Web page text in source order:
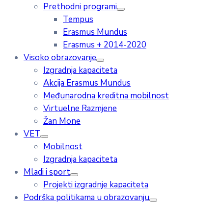
Prethodni programi
Tempus
Erasmus Mundus
Erasmus + 2014-2020
Visoko obrazovanje
Izgradnja kapaciteta
Akcija Erasmus Mundus
Međunarodna kreditna mobilnost
Virtuelne Razmjene
Žan Mone
VET
Mobilnost
Izgradnja kapaciteta
Mladi i sport
Projekti izgradnje kapaciteta
Podrška politikama u obrazovanju